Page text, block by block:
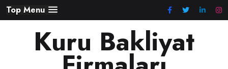
Skip
to
Top Menu
Kuru Bakliyat